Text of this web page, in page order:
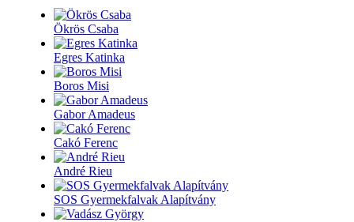
Ökrös Csaba
Egres Katinka
Boros Misi
Gabor Amadeus
Cakó Ferenc
André Rieu
SOS Gyermekfalvak Alapítvány